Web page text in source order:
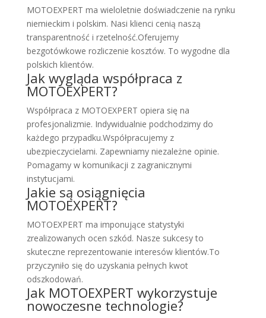
MOTOEXPERT ma wieloletnie doświadczenie na rynku
niemieckim i polskim. Nasi klienci cenią naszą
transparentność i rzetelność.Oferujemy
bezgotówkowe rozliczenie kosztów. To wygodne dla
polskich klientów.
Jak wygląda współpraca z
MOTOEXPERT?
Współpraca z MOTOEXPERT opiera się na
profesjonalizmie. Indywidualnie podchodzimy do
każdego przypadku.Współpracujemy z
ubezpieczycielami. Zapewniamy niezależne opinie.
Pomagamy w komunikacji z zagranicznymi
instytucjami.
Jakie są osiągnięcia
MOTOEXPERT?
MOTOEXPERT ma imponujące statystyki
zrealizowanych ocen szkód. Nasze sukcesy to
skuteczne reprezentowanie interesów klientów.To
przyczyniło się do uzyskania pełnych kwot
odszkodowań.
Jak MOTOEXPERT wykorzystuje
nowoczesne technologie?